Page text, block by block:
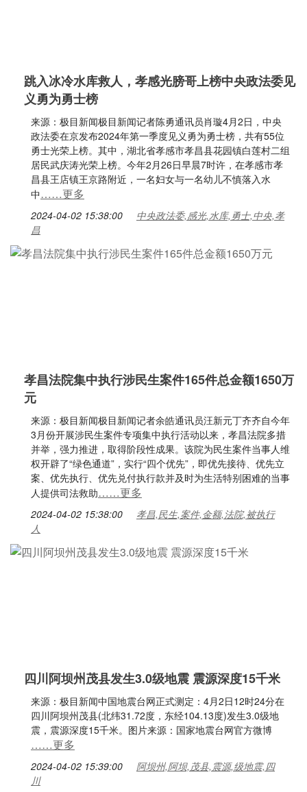
跳入冰冷水库救人，孝感光膀哥上榜中央政法委见
义勇为勇士榜
来源：极目新闻极目新闻记者陈勇通讯员肖璇4月2日，中央
政法委在京发布2024年第一季度见义勇为勇士榜，共有55位
勇士光荣上榜。其中，湖北省孝感市孝昌县花园镇白莲村二组
居民武庆涛光荣上榜。今年2月26日早晨7时许，在孝感市孝
昌县王店镇王京路附近，一名妇女与一名幼儿不慎落入水
中……更多
2024-04-02 15:38:00
中央政法委,感光,水库,勇士,中央,孝
昌
孝昌法院集中执行涉民生案件165件总金额1650万
元
来源：极目新闻极目新闻记者余皓通讯员汪新元丁齐齐自今年
3月份开展涉民生案件专项集中执行活动以来，孝昌法院多措
并举，强力推进，取得阶段性成果。该院为民生案件当事人维
权开辟了“绿色通道”，实行“四个优先”，即优先接待、优先立
案、优先执行、优先兑付执行款并及时为生活特别困难的当事
人提供司法救助……更多
2024-04-02 15:38:00
孝昌,民生,案件,金额,法院,被执行
人
四川阿坝州茂县发生3.0级地震 震源深度15千米
来源：极目新闻中国地震台网正式测定：4月2日12时24分在
四川阿坝州茂县(北纬31.72度，东经104.13度)发生3.0级地
震，震源深度15千米。图片来源：国家地震台网官方微博
……更多
2024-04-02 15:39:00
阿坝州,阿坝,茂县,震源,级地震,四
川